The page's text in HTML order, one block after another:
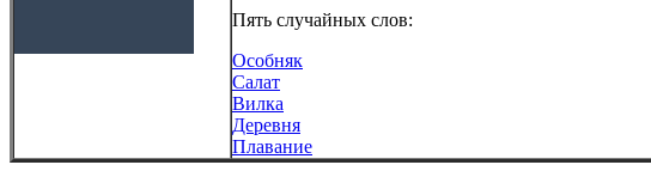
Пять случайных слов:
Особняк
Салат
Вилка
Деревня
Плавание